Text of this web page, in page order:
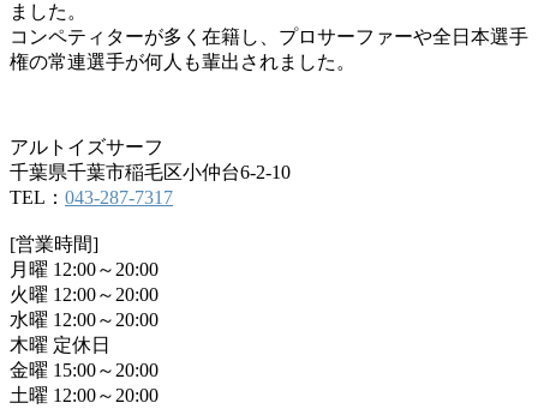
ました。
コンペティターが多く在籍し、プロサーファーや全日本選手
権の常連選手が何人も輩出されました。
アルトイズサーフ
千葉県千葉市稲毛区小仲台6-2-10
TEL： 043-287-7317
[営業時間]
月曜 12:00～20:00
火曜 12:00～20:00
水曜 12:00～20:00
木曜 定休日
金曜 15:00～20:00
土曜 12:00～20:00